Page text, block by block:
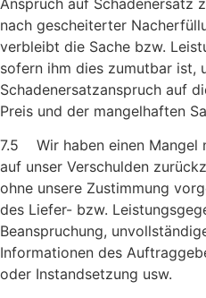
nach gescheiterter
verbleibt die Sache bzw.
sofern ihm dies zumutbar ist,
Schadenersatzanspruch auf
Preis und der mangelhaften
7.5 Wir haben einen Mangel
auf unser Verschulden
ohne unsere Zu­stimmung
des Liefer- bzw.
Beanspruchung,
Informationen des
oder Instandsetzung usw.